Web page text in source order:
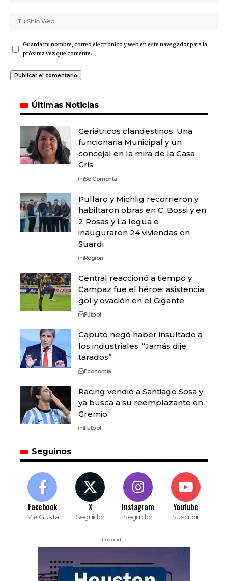
Guarda mi nombre, correo electrónico y web en este navegador para la
próxima vez que comente.
Últimas Noticias
Geriátricos clandestinos: Una
funcionaria Municipal y un
concejal en la mira de la Casa
Gris
Se Comenta
Pullaro y Michlig recorrieron y
habiltaron obras en C. Bossi y en
2 Rosas y La legua e
inauguraron 24 viviendas en
Suardi
Región
Central reaccionó a tiempo y
Campaz fue el héroe: asistencia,
gol y ovación en el Gigante
Fútbol
Caputo negó haber insultado a
los industriales: “Jamás dije
tarados”
Economía
Racing vendió a Santiago Sosa y
ya busca a su reemplazante en
Gremio
Fútbol
Seguinos
Facebook
Me Gusta
X
Seguidor
Instagram
Seguidor
Youtube
Suscribir
- Publicidad -